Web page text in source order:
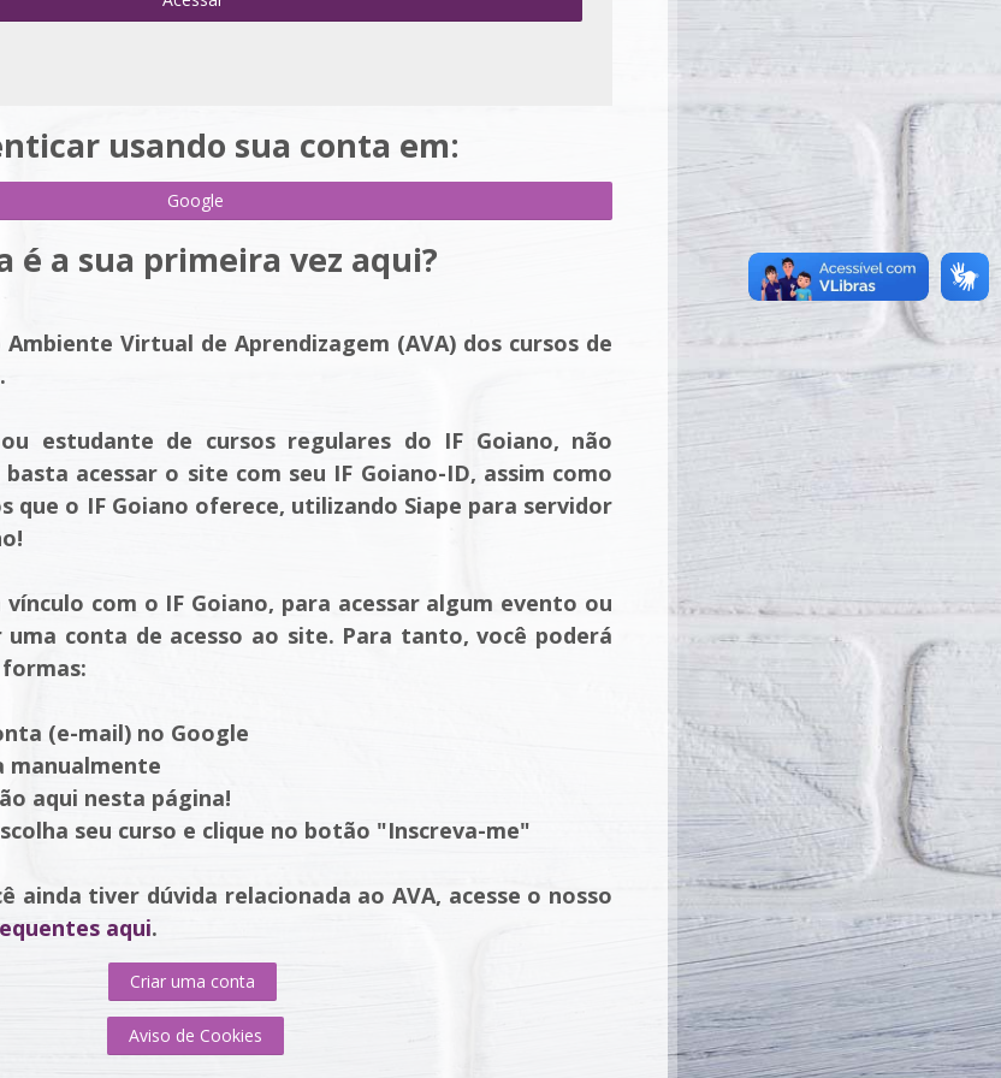
usando sua conta em:
Google
é a sua primeira vez aqui?
Virtual de Aprendizagem (AVA) dos cursos de
estudante de cursos regulares do IF Goiano, não
acessar o site com seu IF Goiano-ID, assim como
que o IF Goiano oferece, utilizando Siape para servidor
com o IF Goiano, para acessar algum evento ou
uma conta de acesso ao site. Para tanto, você poderá
(e-mail) no Google
manualmente
aqui nesta página!
seu curso e clique no botão "Inscreva-me"
ainda tiver dúvida relacionada ao AVA, acesse o nosso
aqui.
Criar uma conta
Aviso de Cookies